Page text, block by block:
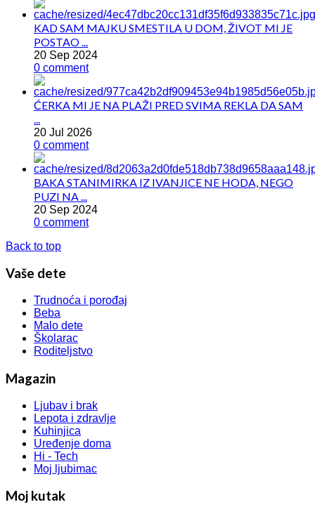
KAD SAM MAJKU SMESTILA U DOM, ŽIVOT MI JE
POSTAO ...
20 Sep 2024
0 comment
ĆERKA MI JE NA PLAŽI PRED SVIMA REKLA DA SAM
20 Jul 2026
0 comment
BAKA STANIMIRKA IZ IVANJICE NE HODA, NEGO
PUZI NA ...
20 Sep 2024
0 comment
Back to top
Vaše dete
Trudnoća i porođaj
Beba
Malo dete
Školarac
Roditeljstvo
Magazin
Ljubav i brak
Lepota i zdravlje
Kuhinjica
Uređenje doma
Hi - Tech
Moj ljubimac
Moj kutak